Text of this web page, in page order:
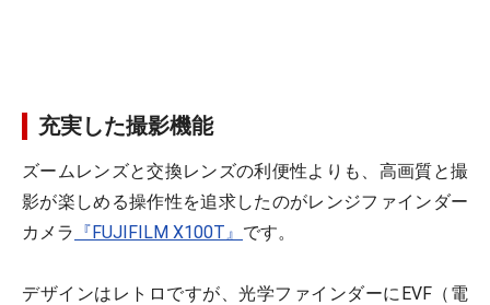
充実した撮影機能
ズームレンズと交換レンズの利便性よりも、高画質と撮
影が楽しめる操作性を追求したのがレンジファインダー
カメラ 『FUJIFILM X100T』 です。
デザインはレトロですが、光学ファインダーにEVF（電